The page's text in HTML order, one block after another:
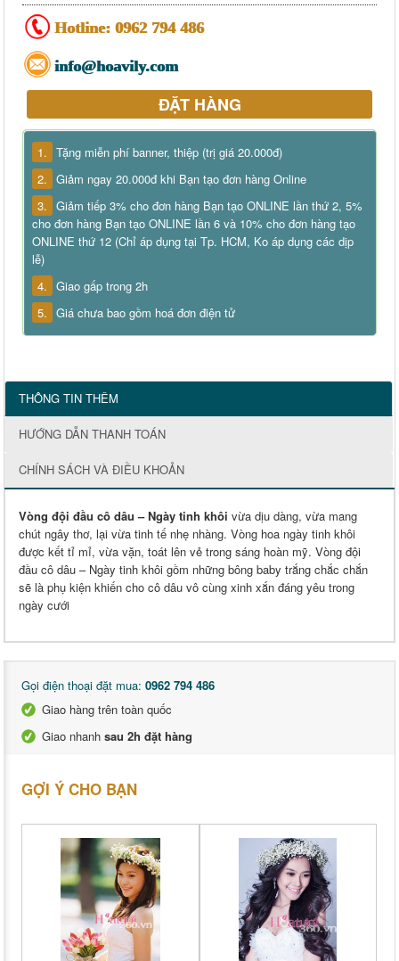
Hotline: 0962 794 486
info@hoavily.com
ĐẶT HÀNG
1. Tặng miễn phí banner, thiệp (trị giá 20.000đ)
2. Giảm ngay 20.000đ khi Bạn tạo đơn hàng Online
3. Giảm tiếp 3% cho đơn hàng Bạn tạo ONLINE lần thứ 2, 5%
cho đơn hàng Bạn tạo ONLINE lần 6 và 10% cho đơn hàng tạo
ONLINE thứ 12 (Chỉ áp dụng tại Tp. HCM, Ko áp dụng các dịp
lễ)
4. Giao gấp trong 2h
5. Giá chưa bao gồm hoá đơn điện tử
THÔNG TIN THÊM
HƯỚNG DẪN THANH TOÁN
CHÍNH SÁCH VÀ ĐIỀU KHOẢN
Vòng đội đầu cô dâu – Ngày tinh khôi vừa dịu dàng, vừa mang
chút ngây thơ, lại vừa tinh tế nhẹ nhàng. Vòng hoa ngày tinh khôi
được kết tỉ mỉ, vừa vặn, toát lên vẻ trong sáng hoàn mỹ. Vòng đội
đầu cô dâu – Ngày tinh khôi gồm những bông baby trắng chắc chắn
sẽ là phụ kiện khiến cho cô dâu vô cùng xinh xắn đáng yêu trong
ngày cưới
Gọi điện thoại đặt mua: 0962 794 486
Giao hàng trên toàn quốc
Giao nhanh sau 2h đặt hàng
GỢI Ý CHO BẠN